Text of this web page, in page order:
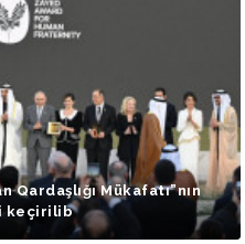
Mükafatı”nın
keçirilib